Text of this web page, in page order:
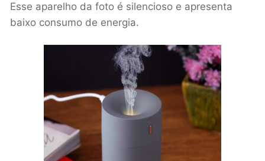
Esse aparelho da foto é silencioso e apresenta
baixo consumo de energia.